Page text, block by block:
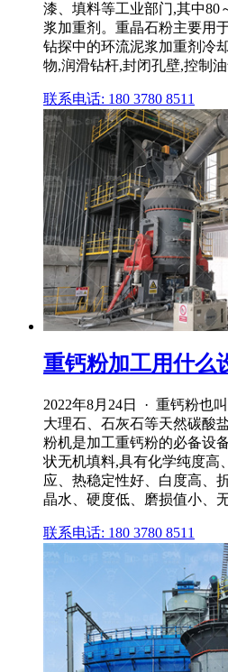
漆、填料等工业部门,其中80
浆加重剂。重晶石粉主要用
钻探中的环流泥浆加重剂冷
物,润滑钻杆,封闭孔壁,控制
联系电话: 180 3780 8511
重钙粉加工用什么
2022年8月24日 · 重钙粉也
大理石、石灰石等天然碳酸
粉机是加工重钙粉的必备设
状无机填料,具有化学纯度高
应、热稳定性好、白度高、
晶水、硬度低、磨损值小、
联系电话: 180 3780 8511